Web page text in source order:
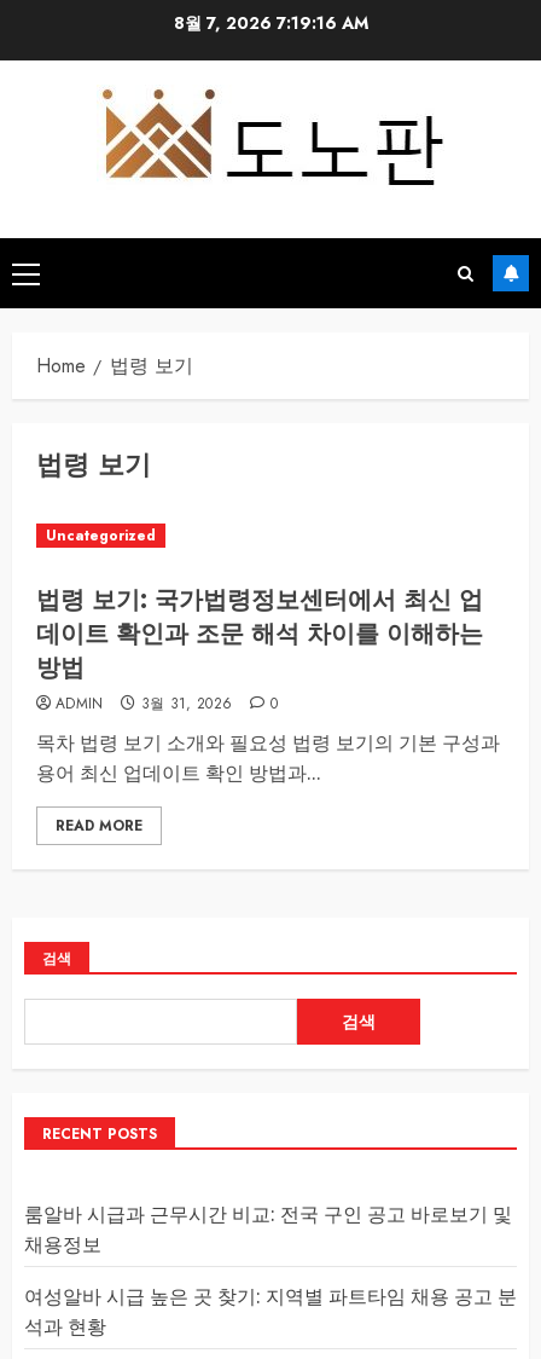
8월 7, 2026 7:19:16 AM
Primary
Menu
Home 법령 보기
법령 보기
Uncategorized
법령 보기: 국가법령정보센터에서 최신 업
데이트 확인과 조문 해석 차이를 이해하는
방법
ADMIN 3월 31, 2026 0
목차 법령 보기 소개와 필요성 법령 보기의 기본 구성과
용어 최신 업데이트 확인 방법과...
READ MORE
검색
검색
RECENT POSTS
룸알바 시급과 근무시간 비교: 전국 구인 공고 바로보기 및
채용정보
여성알바 시급 높은 곳 찾기: 지역별 파트타임 채용 공고 분
석과 현황